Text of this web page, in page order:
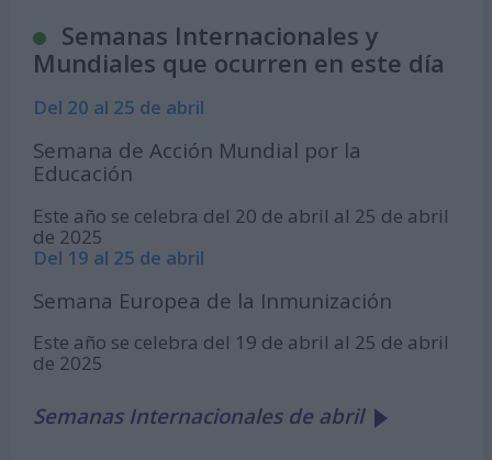
Semanas Internacionales y
Mundiales que ocurren en este día
Del 20 al 25 de abril
Semana de Acción Mundial por la
Educación
Este año se celebra del 20 de abril al 25 de abril
de 2025
Del 19 al 25 de abril
Semana Europea de la Inmunización
Este año se celebra del 19 de abril al 25 de abril
de 2025
Semanas Internacionales de abril